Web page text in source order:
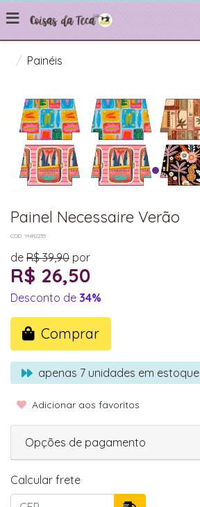
Painéis
Painel Necessaire Verão
COD: YHR2235
de R$ 39,90 por
R$ 26,50
Desconto de 34%
Comprar
apenas 7 unidades em estoque
Adicionar aos favoritos
Opções de pagamento
Calcular frete